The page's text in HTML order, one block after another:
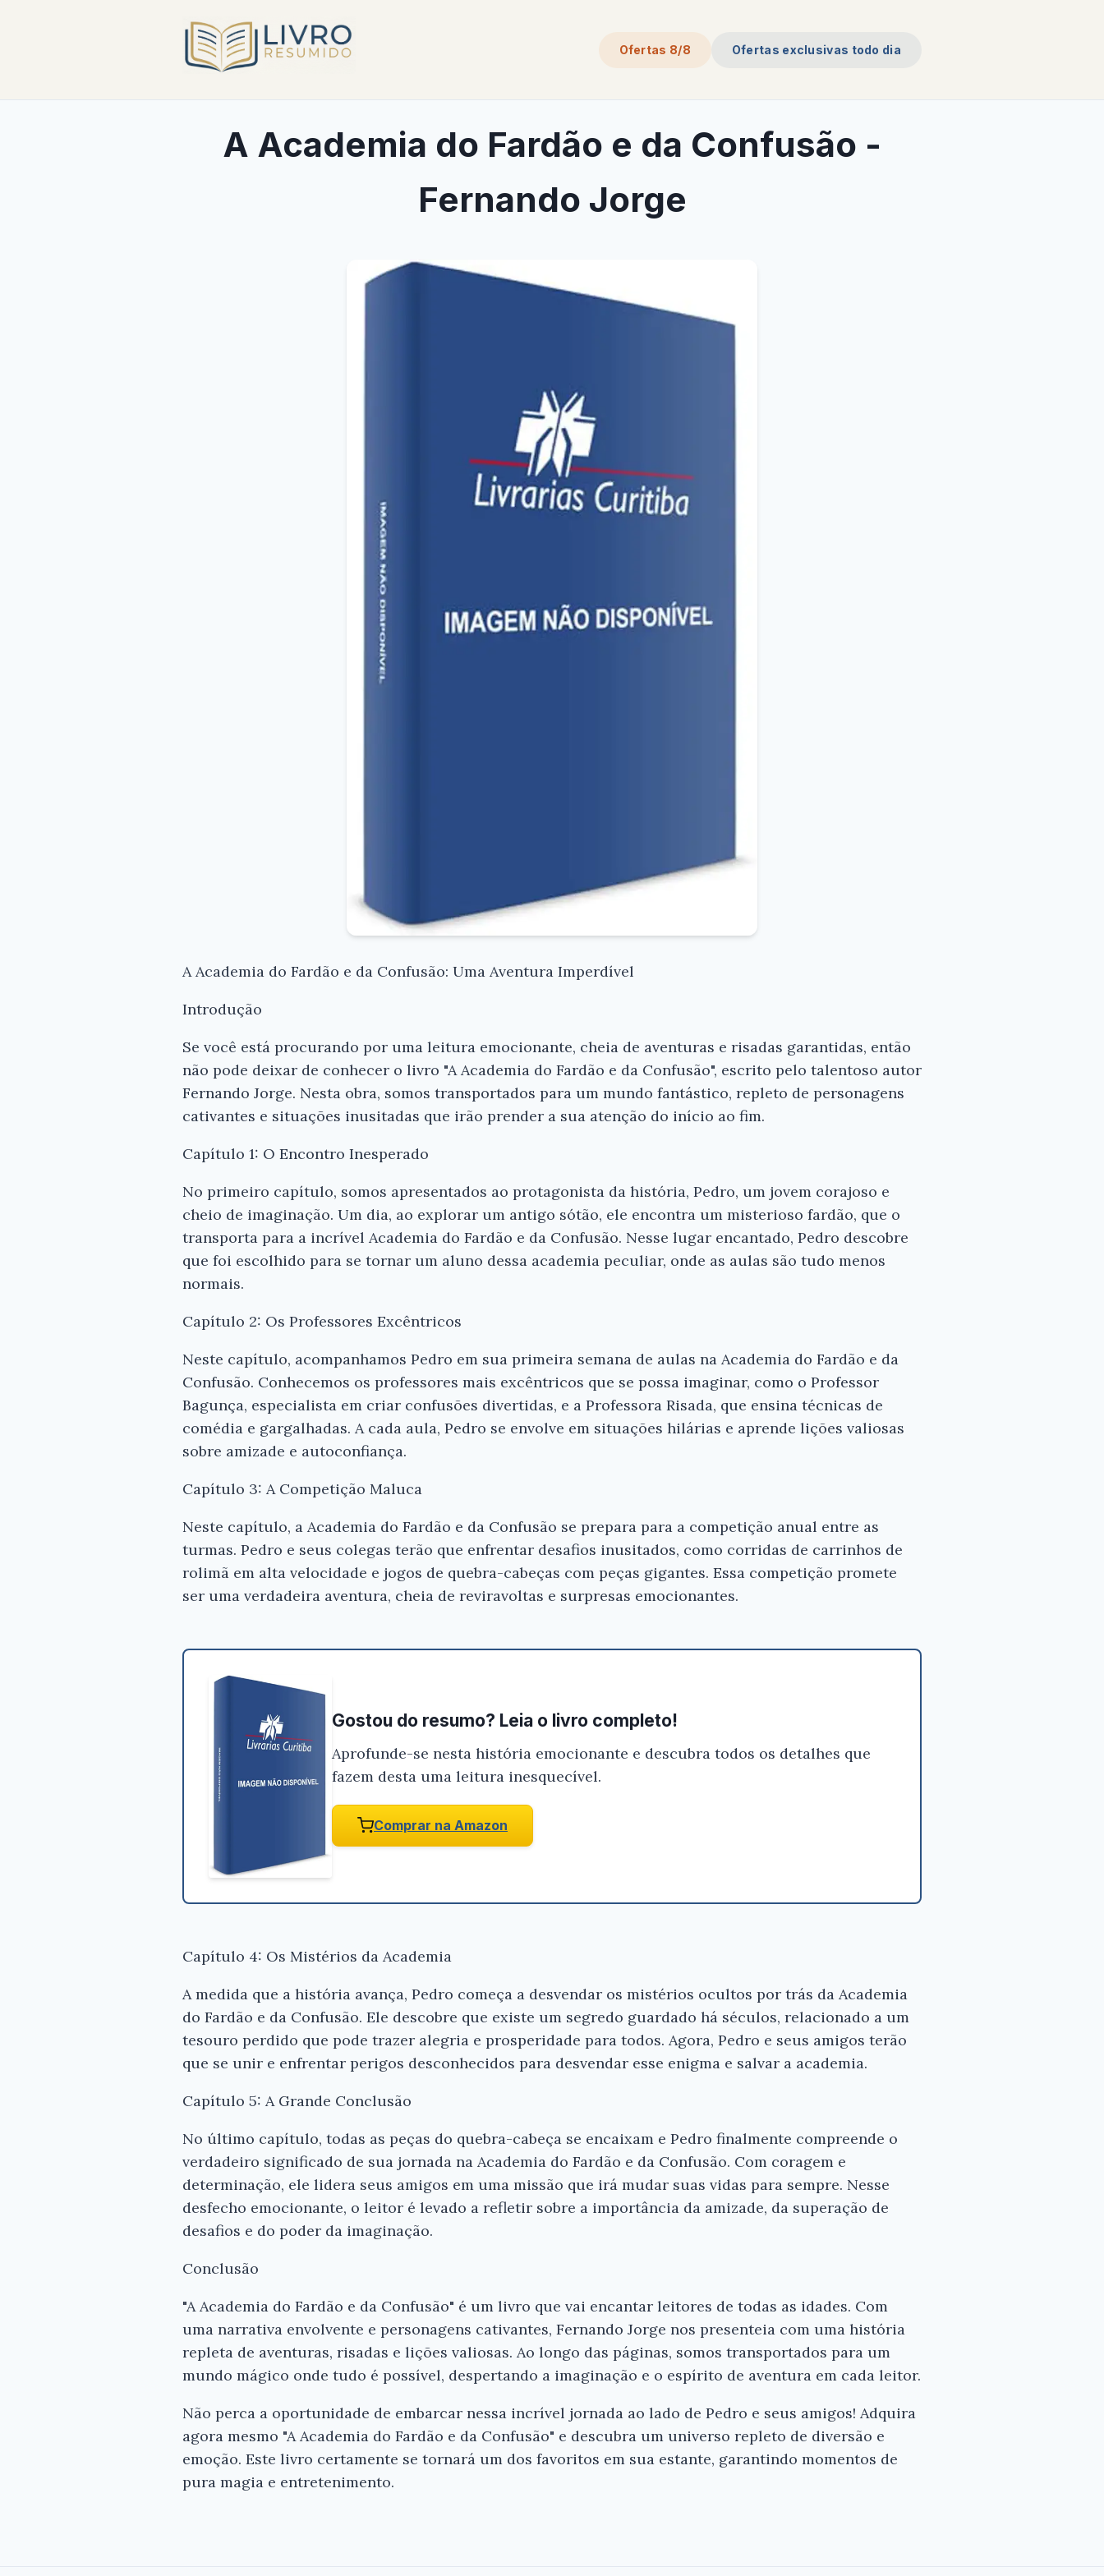
Ofertas 8/8 Ofertas exclusivas todo dia
A Academia do Fardão e da Confusão -
Fernando Jorge
A Academia do Fardão e da Confusão: Uma Aventura Imperdível
Introdução
Se você está procurando por uma leitura emocionante, cheia de aventuras e risadas garantidas, então
não pode deixar de conhecer o livro "A Academia do Fardão e da Confusão", escrito pelo talentoso autor
Fernando Jorge. Nesta obra, somos transportados para um mundo fantástico, repleto de personagens
cativantes e situações inusitadas que irão prender a sua atenção do início ao fim.
Capítulo 1: O Encontro Inesperado
No primeiro capítulo, somos apresentados ao protagonista da história, Pedro, um jovem corajoso e
cheio de imaginação. Um dia, ao explorar um antigo sótão, ele encontra um misterioso fardão, que o
transporta para a incrível Academia do Fardão e da Confusão. Nesse lugar encantado, Pedro descobre
que foi escolhido para se tornar um aluno dessa academia peculiar, onde as aulas são tudo menos
normais.
Capítulo 2: Os Professores Excêntricos
Neste capítulo, acompanhamos Pedro em sua primeira semana de aulas na Academia do Fardão e da
Confusão. Conhecemos os professores mais excêntricos que se possa imaginar, como o Professor
Bagunça, especialista em criar confusões divertidas, e a Professora Risada, que ensina técnicas de
comédia e gargalhadas. A cada aula, Pedro se envolve em situações hilárias e aprende lições valiosas
sobre amizade e autoconfiança.
Capítulo 3: A Competição Maluca
Neste capítulo, a Academia do Fardão e da Confusão se prepara para a competição anual entre as
turmas. Pedro e seus colegas terão que enfrentar desafios inusitados, como corridas de carrinhos de
rolimã em alta velocidade e jogos de quebra-cabeças com peças gigantes. Essa competição promete
ser uma verdadeira aventura, cheia de reviravoltas e surpresas emocionantes.
Gostou do resumo? Leia o livro completo!
Aprofunde-se nesta história emocionante e descubra todos os detalhes que
fazem desta uma leitura inesquecível.
Comprar na Amazon
Capítulo 4: Os Mistérios da Academia
A medida que a história avança, Pedro começa a desvendar os mistérios ocultos por trás da Academia
do Fardão e da Confusão. Ele descobre que existe um segredo guardado há séculos, relacionado a um
tesouro perdido que pode trazer alegria e prosperidade para todos. Agora, Pedro e seus amigos terão
que se unir e enfrentar perigos desconhecidos para desvendar esse enigma e salvar a academia.
Capítulo 5: A Grande Conclusão
No último capítulo, todas as peças do quebra-cabeça se encaixam e Pedro finalmente compreende o
verdadeiro significado de sua jornada na Academia do Fardão e da Confusão. Com coragem e
determinação, ele lidera seus amigos em uma missão que irá mudar suas vidas para sempre. Nesse
desfecho emocionante, o leitor é levado a refletir sobre a importância da amizade, da superação de
desafios e do poder da imaginação.
Conclusão
"A Academia do Fardão e da Confusão" é um livro que vai encantar leitores de todas as idades. Com
uma narrativa envolvente e personagens cativantes, Fernando Jorge nos presenteia com uma história
repleta de aventuras, risadas e lições valiosas. Ao longo das páginas, somos transportados para um
mundo mágico onde tudo é possível, despertando a imaginação e o espírito de aventura em cada leitor.
Não perca a oportunidade de embarcar nessa incrível jornada ao lado de Pedro e seus amigos! Adquira
agora mesmo "A Academia do Fardão e da Confusão" e descubra um universo repleto de diversão e
emoção. Este livro certamente se tornará um dos favoritos em sua estante, garantindo momentos de
pura magia e entretenimento.
×
Ei, Leitor!
Gostou do resumo? Nós criamos resumos para
Fernando Jorge
Conferir na Amazon